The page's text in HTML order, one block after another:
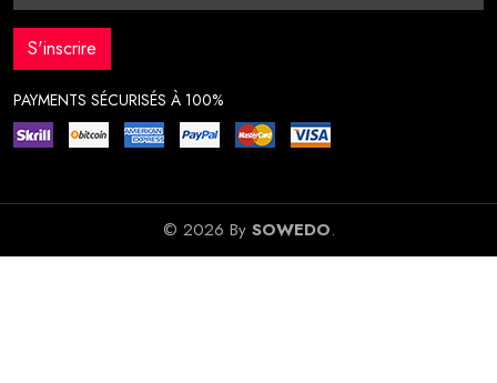
PAYMENTS SÉCURISÉS À 100%
© 2026 By SOWEDO.